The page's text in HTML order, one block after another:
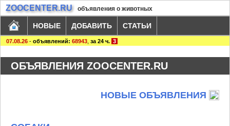
ZOOCENTER.RU объявления о животных
НОВЫЕ ДОБАВИТЬ СТАТЬИ
07.08.26 - объявлений: 68943 за 24 ч. 3
ОБЪЯВЛЕНИЯ ZOOCENTER.RU
НОВЫЕ ОБЪЯВЛЕНИЯ